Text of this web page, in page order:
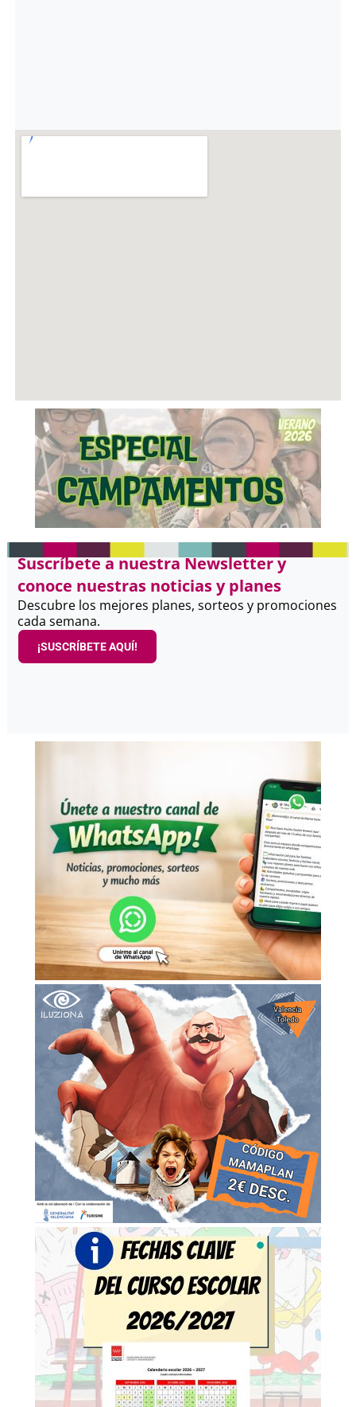
Suscríbete a nuestra Newsletter y
conoce nuestras noticias y planes
Descubre los mejores planes, sorteos y promociones
cada semana.
¡SUSCRÍBETE AQUÍ!